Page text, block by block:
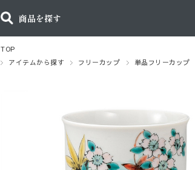
商品を探す
TOP
アイテムから探す
フリーカップ 単品フリーカップ